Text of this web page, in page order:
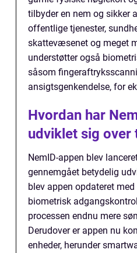
tilbyder en nem og sikker
offentlige tjenester,
skattevæsenet og meget
understøtter også
såsom
ansigtsgenkendelse, for
Hvordan har
udviklet sig over
NemID-appen blev
gennemgået betydelig
blev appen opdateret
biometrisk
processen endnu mere
Derudover er appen nu
enheder, herunder